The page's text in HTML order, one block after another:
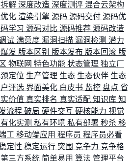
解 深度改造 深度测评 混合云架构
化 渲染引擎 源码 源码交付 源码优
学习 源码对比 源码推荐 源码改造
试 满意度 漏洞扫描 漏洞检测 潜力
爆发 版本区别 版本发布 版本回滚 版
物联网 特色功能 状态管理 独立厂
定位 生产管理 生态 生态伙伴 生态
评选 界面美化 白皮书 监控 盘点 省
价值 真实排名 真实适配 知识库 知
流程 破局 硬件交互 硬核能力 视觉
化实测 私有环境 私有部署 秒杀 移
工 移动端应用 程序员 程序员必看
定性 稳定运行 突围 竞争力 竞争格
第三方系统 简单易用 算法 管理平台